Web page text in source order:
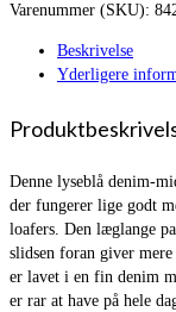
Varenummer (SKU):
Beskrivelse
Yderligere
Denne lyseblå denim-
der fungerer lige godt
loafers. Den læglange
slidsen foran giver
er lavet i en fin denim
er rar at have på hele